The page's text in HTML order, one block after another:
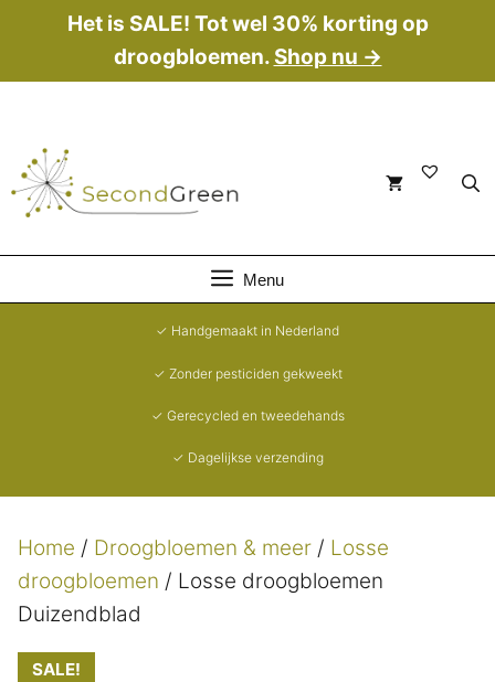
de
Het is SALE! Tot wel 30% korting op
droogbloemen. Shop nu →
Menu
✓ Handgemaakt in Nederland
✓ Zonder pesticiden gekweekt
✓ Gerecycled en tweedehands
✓ Dagelijkse verzending
Home / Droogbloemen & meer / Losse
droogbloemen / Losse droogbloemen
Duizendblad
SALE!